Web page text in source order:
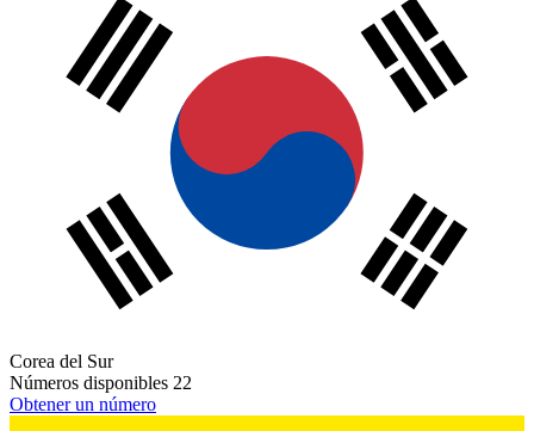
Corea del Sur
Números disponibles 22
Obtener un número